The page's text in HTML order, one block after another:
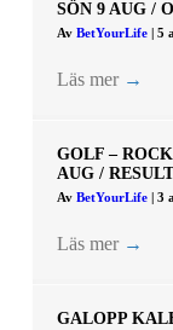
SÖN 9 AUG /
Av BetYourLife 5
Läs mer →
GOLF –
AUG /
Av BetYourLife 3
Läs mer →
GALOPP